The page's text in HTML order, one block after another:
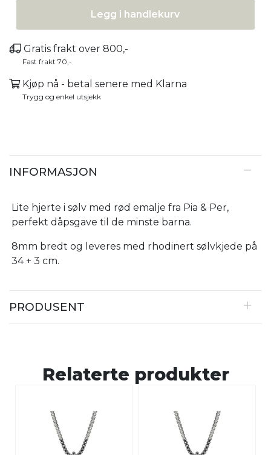
Legg i handlekurv
Gratis frakt over 800,-
Fast frakt 70,-
Kjøp nå - betal senere med Klarna
Trygg og enkel utsjekk
INFORMASJON
Lite hjerte i sølv med rød emalje fra Pia & Per,
perfekt dåpsgave til de minste barna.
8mm bredt og leveres med rhodinert sølvkjede på
34 + 3 cm.
PRODUSENT
Relaterte produkter